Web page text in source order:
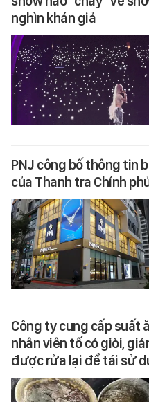
nghìn khán giả
PNJ công bố thông tin
của Thanh tra Chính
Công ty cung cấp suất
nhân viên tố có giòi,
được rửa lại để tái sử